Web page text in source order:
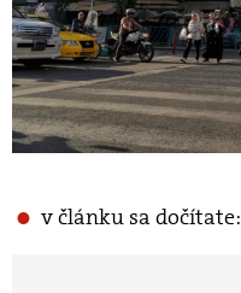
v článku sa dočítate: